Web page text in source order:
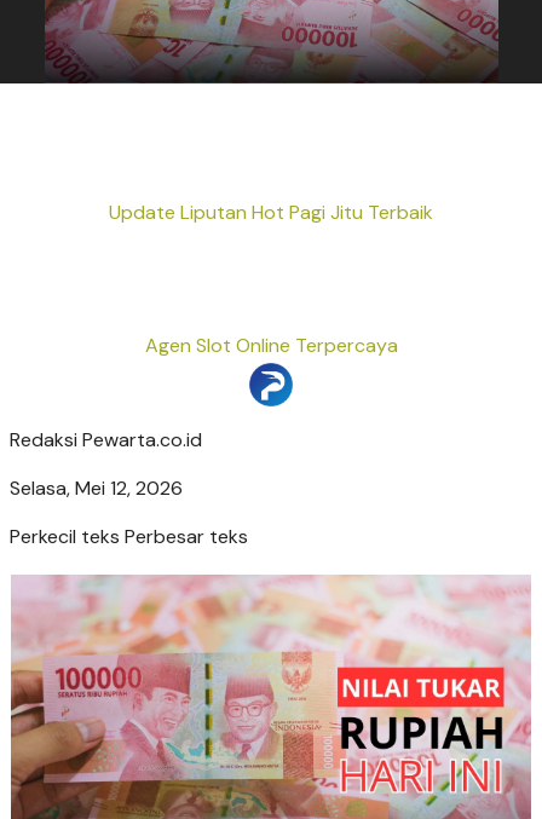
Update Liputan Hot Pagi Jitu Terbaik
Agen Slot Online Terpercaya
Redaksi Pewarta.co.id
Selasa, Mei 12, 2026
Perkecil teks Perbesar teks